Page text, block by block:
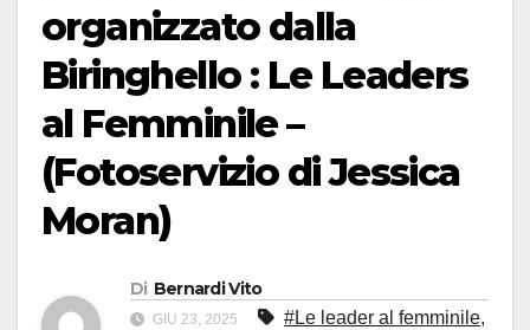
organizzato dalla
Biringhello : Le Leaders
al Femminile –
(Fotoservizio di Jessica
Moran)
Di Bernardi Vito
GIU 23, 2025 #Le leader al femminile,